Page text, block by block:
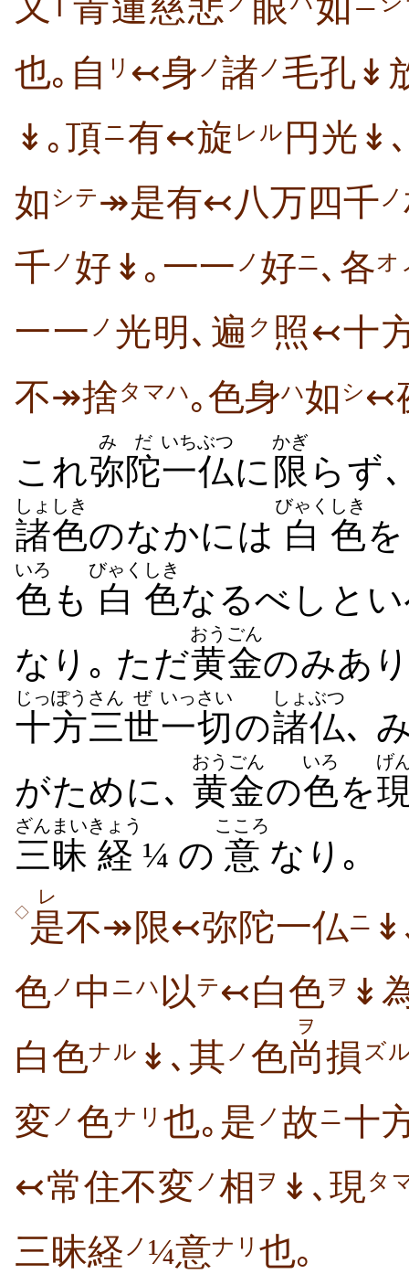
又｢青蓮慈悲 眼 如
也｡自 リ ↢身 ノ 諸 ノ 毛孔↡
↡｡頂ニ有↢旋 レル 円光↡
如 シテ↠是有↢八万四千 ノ
千 ノ 好↡｡一一 ノ 好ニ､各オ
一一 ノ 光明､遍 ク 照↢十
不↠捨タマハ｡色身ハ如 シ↢
これ弥陀
みだ
一仏
いちぶつ
に 限
かぎ
らず
諸色
しょしき
のなかには 白
びゃく
色
しき
色
いろ
も 白
びゃく
色
しき
なるべしと
なり｡ ただ黄金
おうごん
のみあ
十方
じっぽう
三
さん
世
ぜ
一切
いっさい
の諸仏
しょぶつ
､
がために､ 黄金
おうごん
の色
いろ
を
げ
三昧
ざんまい
経
きょう
¼ の 意
こころ
なり｡
◇是
レ
不↠限↢弥陀一仏ニ ↡
色 ノ 中 ニハ以テ↢白色ヲ ↡
白色ナル ↡､其 ノ 色尚
ヲ
損 ズ
変 ノ 色ナリ 也｡是 ノ 故ニ十
↢常住不変 ノ 相 ヲ ↡､現タ
三昧経 ノ ¼意ナリ 也｡